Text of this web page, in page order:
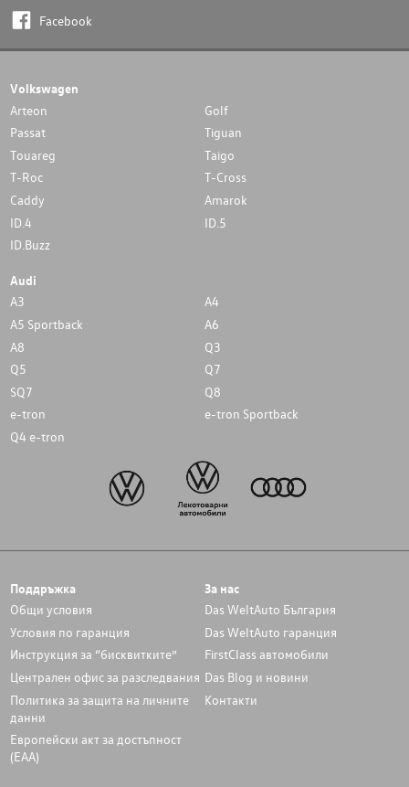
Facebook
Volkswagen
Arteon
Golf
Passat
Tiguan
Touareg
Taigo
T-Roc
T-Cross
Caddy
Amarok
ID.4
ID.5
ID.Buzz
Audi
A3
A4
A5 Sportback
A6
A8
Q3
Q5
Q7
SQ7
Q8
e-tron
e-tron Sportback
Q4 e-tron
Поддръжка
Общи условия
Условия по гаранция
Инструкция за “бисквитките”
Централен офис за разследвания
Политика за защита на личните
данни
Европейски акт за достъпност
(ЕАА)
За нас
Das WeltAuto България
Das WeltAuto гаранция
FirstClass автомобили
Das Blog и новини
Контакти